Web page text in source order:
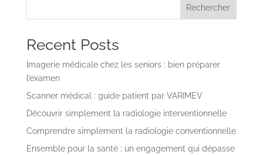
Rechercher
Recent Posts
Imagerie médicale chez les seniors : bien préparer
l’examen
Scanner médical : guide patient par VARIMEV
Découvrir simplement la radiologie interventionnelle
Comprendre simplement la radiologie conventionnelle
Ensemble pour la santé : un engagement qui dépasse